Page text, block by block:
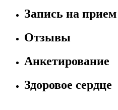
Запись на прием
Отзывы
Анкетирование
Здоровое сердце